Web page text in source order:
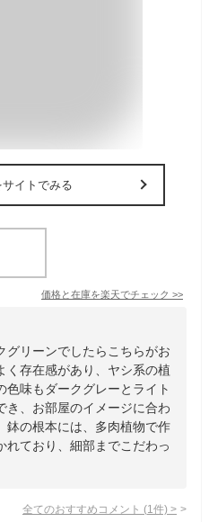
サイトでみる
価格と在庫を楽天でチェック >>
グリーンでしたらこちらがお
く存在感があり、ヤシ系の植
味もダークグレーとライト
き、お部屋のイメージに合わ
鉢の根本には、多肉植物で作
れており、細部までこだわっ
全てのおすすめコメント (1 件) >